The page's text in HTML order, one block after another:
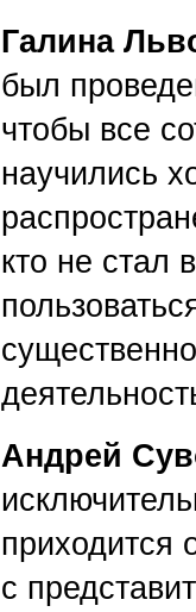
Галина
был
чтобы все
научились
кто не стал
Андрей
приходится
с